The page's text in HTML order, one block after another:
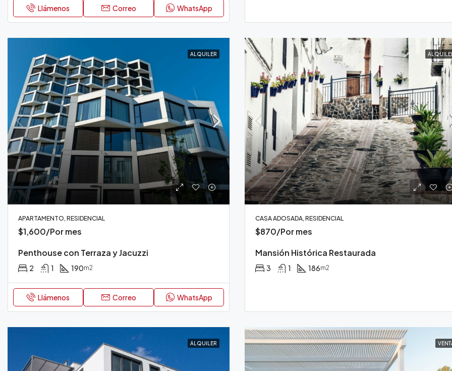
Llámenos Correo WhatsApp
ALQUILER
APARTAMENTO, RESIDENCIAL
$1,600/Por mes
Penthouse con Terraza y Jacuzzi
2 1 190m2
Llámenos Correo WhatsApp
CASA ADOSADA, RESIDENCIAL
$870/Por mes
Mansión Histórica Restaurada
3 1 186m2
ALQUILER